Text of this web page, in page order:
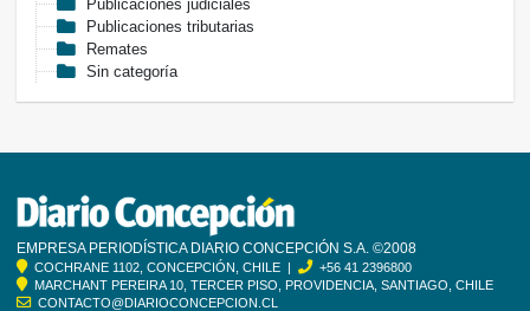
Publicaciones judiciales
Publicaciones tributarias
Remates
Sin categoría
EMPRESA PERIODÍSTICA DIARIO CONCEPCIÓN S.A. ©2008
COCHRANE 1102, CONCEPCIÓN, CHILE |
+56 41 2396800
MARCHANT PEREIRA 10, TERCER PISO, PROVIDENCIA, SANTIAGO, CHILE
CONTACTO@DIARIOCONCEPCION.CL